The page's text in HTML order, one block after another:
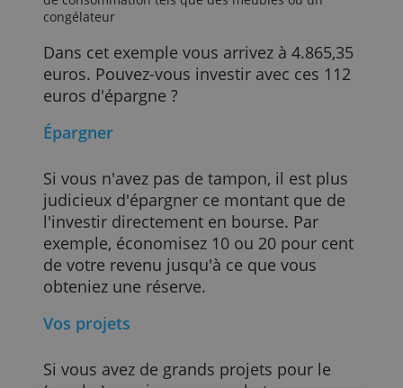
3036,89 euros pour les dépenses fixes telles que le
loyer ou l'hypothèque, la consommation, les
assurances, les taxes, la télévision ou internet
1716,53 euros d'allocation de subsistance pour la
nourriture, les vêtements, l'argent de poche, le
matériel de nettoyage, la détente, l'éducation et les
transports publics, par exemple
111,93 euros d'économies pour remplacer des
congélateur
Dans cet exemple vous arrivez à 4.865,35
euros. Pouvez-vous investir avec ces 112
euros d'épargne ?
Épargner
Si vous n'avez pas de tampon, il est plus